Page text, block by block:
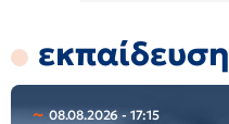
εκπαίδευση
08.08.2026 - 17:15